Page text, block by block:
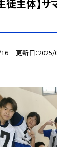
徒主体】
更新日 2025/